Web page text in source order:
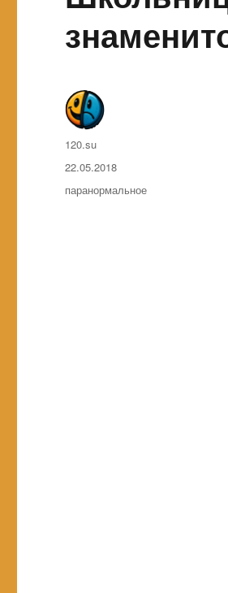
Автор
120.su
Опубликовано
22.05.2018
Метки
паранормальное